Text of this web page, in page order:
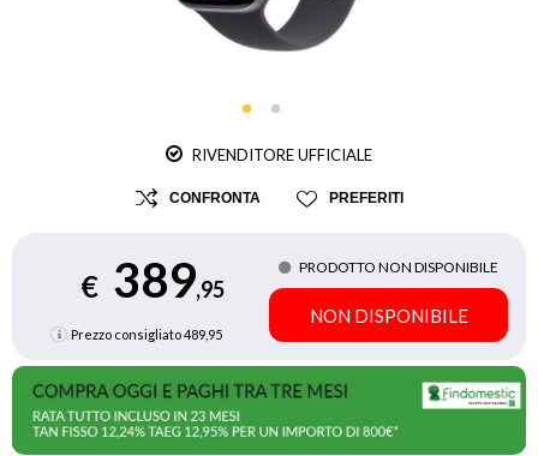
RIVENDITORE UFFICIALE
CONFRONTA PREFERITI
€ 389,95
Prezzo consigliato489,95
PRODOTTO NON DISPONIBILE
NON DISPONIBILE